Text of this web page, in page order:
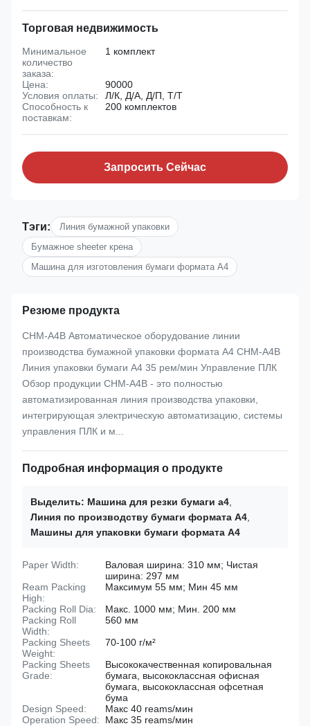
Торговая недвижимость
Минимальное
количество
заказа:
1 комплект
Цена:
90000
Условия оплаты:
Л/К, Д/А, Д/П, Т/Т
Способность к
поставкам:
200 комплектов
Запросить Сейчас
Тэги:
Линия бумажной упаковки
Бумажное sheeter крена
Машина для изготовления бумаги формата А4
Резюме продукта
CHM-A4B Автоматическое оборудование линии
производства бумажной упаковки формата А4 CHM-A4B
Линия упаковки бумаги A4 35 рем/мин Управление ПЛК
Обзор продукции CHM-A4B - это полностью
автоматизированная линия производства упаковки,
интегрирующая электрическую автоматизацию, системы
управления ПЛК и м...
Подробная информация о продукте
Выделить: Машина для резки бумаги a4
Линия по производству бумаги формата А4
Машины для упаковки бумаги формата А4
Paper Width:
Валовая ширина: 310 мм; Чистая
ширина: 297 мм
Ream Packing
High:
Максимум 55 мм; Мин 45 мм
Packing Roll Dia:
Макс. 1000 мм; Мин. 200 мм
Packing Roll
Width:
560 мм
Packing Sheets
Weight:
70-100 г/м²
Packing Sheets
Grade:
Высококачественная копировальная
бумага, высококлассная офисная
бумага, высококлассная офсетная
бума
Design Speed:
Макс 40 reams/мин
Operation Speed:
Макс 35 reams/мин